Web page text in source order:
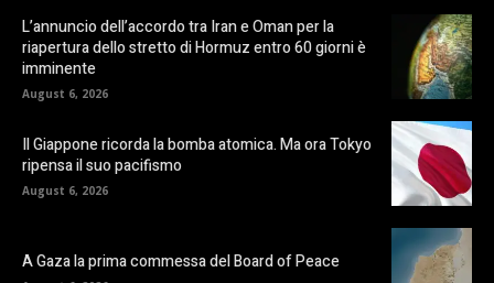
L’annuncio dell’accordo tra Iran e Oman per la
riapertura dello stretto di Hormuz entro 60 giorni è
imminente
August 6, 2026
Il Giappone ricorda la bomba atomica. Ma ora Tokyo
ripensa il suo pacifismo
August 6, 2026
A Gaza la prima commessa del Board of Peace